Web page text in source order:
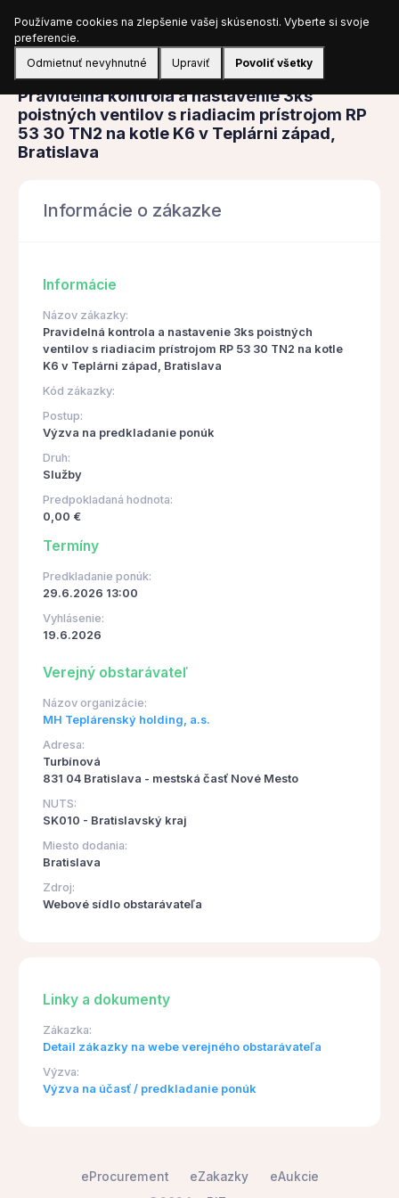
Prihlásiť sa
Obstarávanie
Pravidelná kontrola a nastavenie 3ks
poistných ventilov s riadiacim prístrojom RP
53 30 TN2 na kotle K6 v Teplárni západ,
Bratislava
Informácie o zákazke
Informácie
Názov zákazky:
Pravidelná kontrola a nastavenie 3ks poistných
ventilov s riadiacim prístrojom RP 53 30 TN2 na kotle
K6 v Teplárni západ, Bratislava
Kód zákazky:
Postup:
Výzva na predkladanie ponúk
Druh:
Služby
Predpokladaná hodnota:
0,00 €
Termíny
Predkladanie ponúk:
29.6.2026 13:00
Vyhlásenie:
19.6.2026
Verejný obstarávateľ
Názov organizácie:
MH Teplárenský holding, a.s.
Adresa:
Turbínová
831 04 Bratislava - mestská časť Nové Mesto
NUTS:
SK010 - Bratislavský kraj
Miesto dodania:
Bratislava
Zdroj:
Webové sídlo obstarávateľa
Linky a dokumenty
Zákazka:
Detail zákazky na webe verejného obstarávateľa
Výzva:
Výzva na účasť / predkladanie ponúk
eProcurement eZakazky eAukcie
Používame cookies na zlepšenie vašej skúsenosti. Vyberte si svoje
preferencie.
Odmietnuť nevyhnutné
Upraviť Povoliť všetky